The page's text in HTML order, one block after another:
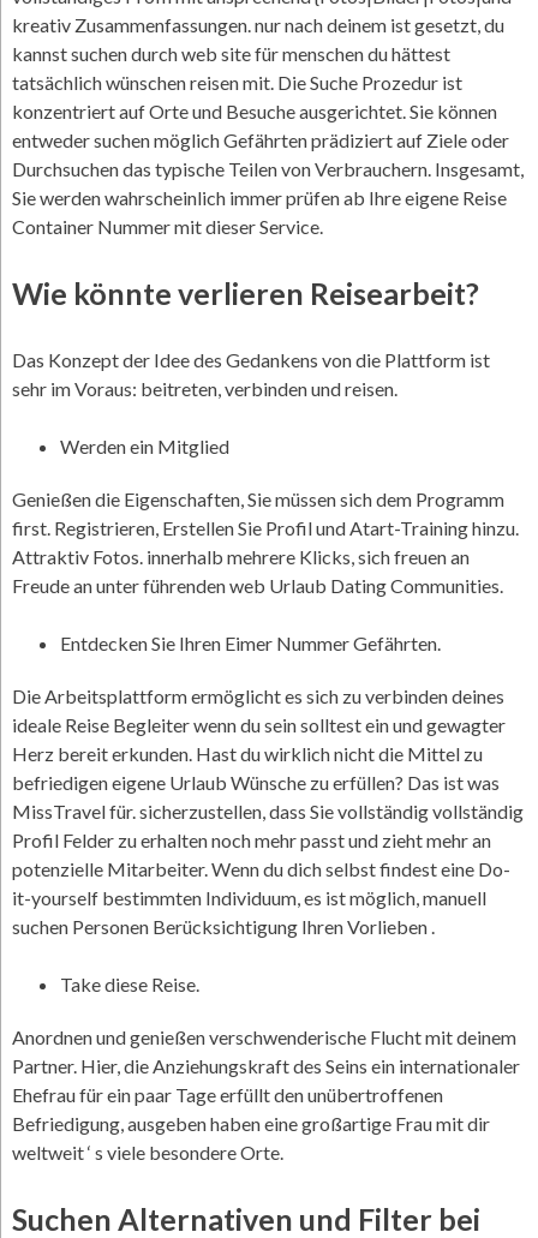
kreativ Zusammenfassungen. nur nach deinem ist gesetzt, du
kannst suchen durch web site für menschen du hättest
tatsächlich wünschen reisen mit. Die Suche Prozedur ist
konzentriert auf Orte und Besuche ausgerichtet. Sie können
entweder suchen möglich Gefährten prädiziert auf Ziele oder
Durchsuchen das typische Teilen von Verbrauchern. Insgesamt,
Sie werden wahrscheinlich immer prüfen ab Ihre eigene Reise
Container Nummer mit dieser Service.
Wie könnte verlieren Reisearbeit?
Das Konzept der Idee des Gedankens von die Plattform ist
sehr im Voraus: beitreten, verbinden und reisen.
Werden ein Mitglied
Genießen die Eigenschaften, Sie müssen sich dem Programm
first. Registrieren, Erstellen Sie Profil und Atart-Training hinzu.
Attraktiv Fotos. innerhalb mehrere Klicks, sich freuen an
Freude an unter führenden web Urlaub Dating Communities.
Entdecken Sie Ihren Eimer Nummer Gefährten.
Die Arbeitsplattform ermöglicht es sich zu verbinden deines
ideale Reise Begleiter wenn du sein solltest ein und gewagter
Herz bereit erkunden. Hast du wirklich nicht die Mittel zu
befriedigen eigene Urlaub Wünsche zu erfüllen? Das ist was
MissTravel für. sicherzustellen, dass Sie vollständig vollständig
Profil Felder zu erhalten noch mehr passt und zieht mehr an
potenzielle Mitarbeiter. Wenn du dich selbst findest eine Do-
it-yourself bestimmten Individuum, es ist möglich, manuell
suchen Personen Berücksichtigung Ihren Vorlieben .
Take diese Reise.
Anordnen und genießen verschwenderische Flucht mit deinem
Partner. Hier, die Anziehungskraft des Seins ein internationaler
Ehefrau für ein paar Tage erfüllt den unübertroffenen
Befriedigung, ausgeben haben eine großartige Frau mit dir
weltweit ‘ s viele besondere Orte.
Suchen Alternativen und Filter bei